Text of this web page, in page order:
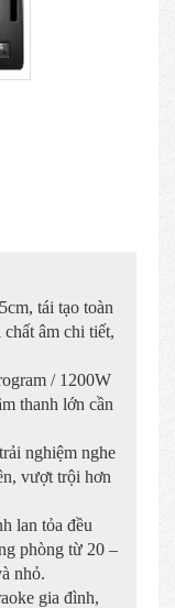
tái tạo toàn
âm chi tiết,
/ 1200W
thanh lớn cần
nghiệm nghe
vượt trội hơn
lan tỏa đều
phòng từ 20 –
nhỏ.
gia đình,